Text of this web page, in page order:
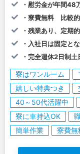
・慰労金が年間48
・寮費無料 比較
・残業あり、定期
・入社日は固定と
・完全週休2日制
寮はワンルーム
嬉しい特典つき
40～50代活躍中
寮に車持込OK
簡単作業
寮費無